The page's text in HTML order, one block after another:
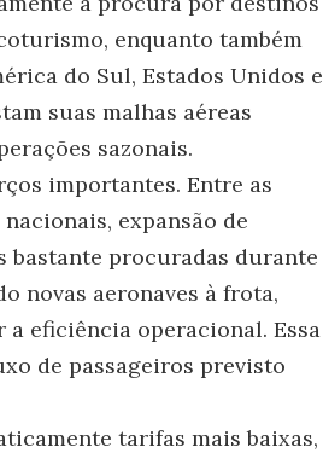
enquanto também
do Sul, Estados Unidos e
suas malhas aéreas
sazonais.
importantes. Entre as
expansão de
bastante procuradas durante
novas aeronaves à frota,
eficiência operacional. Essa
de passageiros previsto
tarifas mais baixas,